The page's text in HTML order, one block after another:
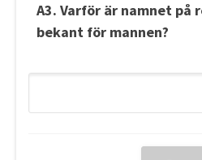
A3. Varför är namnet på
bekant för mannen?